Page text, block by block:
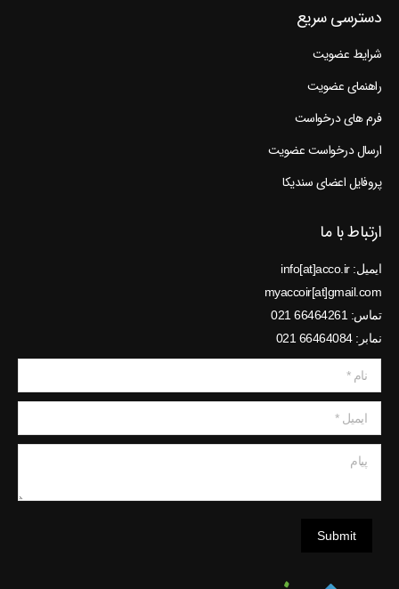
دسترسی سریع
شرایط عضویت
راهنمای عضویت
فرم های درخواست
ارسال درخواست عضویت
پروفایل اعضای سندیکا
ارتباط با ما
ایمیل: info[at]acco.ir
myaccoir[at]gmail.com
تماس: 66464261 021
نمابر: 66464084 021
نام *
ایمیل *
Submit